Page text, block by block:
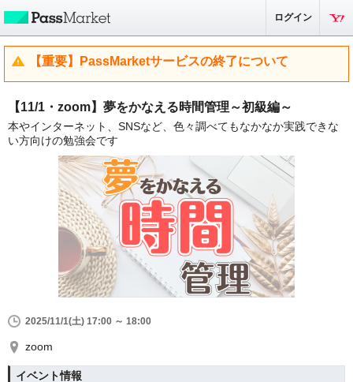
ログイン
【重要】PassMarketサービスの終了について
【11/1・zoom】夢をかなえる時間管理～初級編～
本やインターネット、SNSなど、色々調べてもなかなか実践できな
い方向けの勉強会です
2025/11/1(土) 17:00 ～ 18:00
zoom
イベント情報